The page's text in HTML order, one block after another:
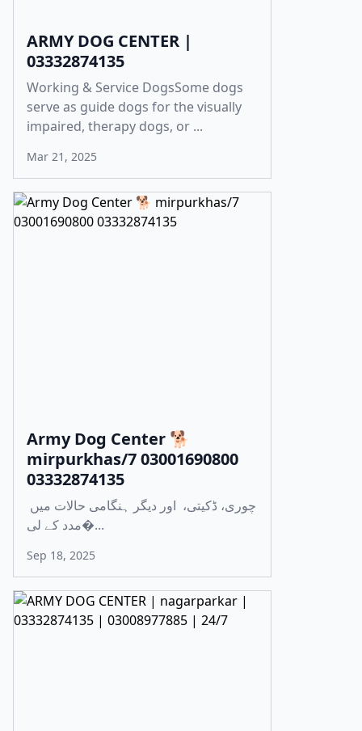
ARMY DOG CENTER |
03332874135
Working & Service DogsSome dogs
serve as guide dogs for the visually
impaired, therapy dogs, or ...
Mar 21, 2025
Army Dog Center 🐕
mirpurkhas/7 03001690800
03332874135
مدد کے لی�...
Sep 18, 2025